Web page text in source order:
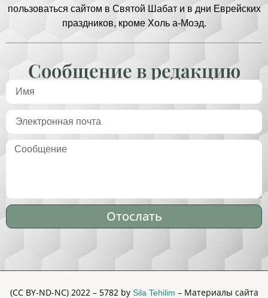
пользоваться сайтом в Святой Шабат и в дни Еврейских
праздников, кроме Холь а-Моэд.
Сообщение в редакцию
Отослать
(CC BY-ND-NC) 2022 – 5782 by Sila Tehilim – Материалы сайта